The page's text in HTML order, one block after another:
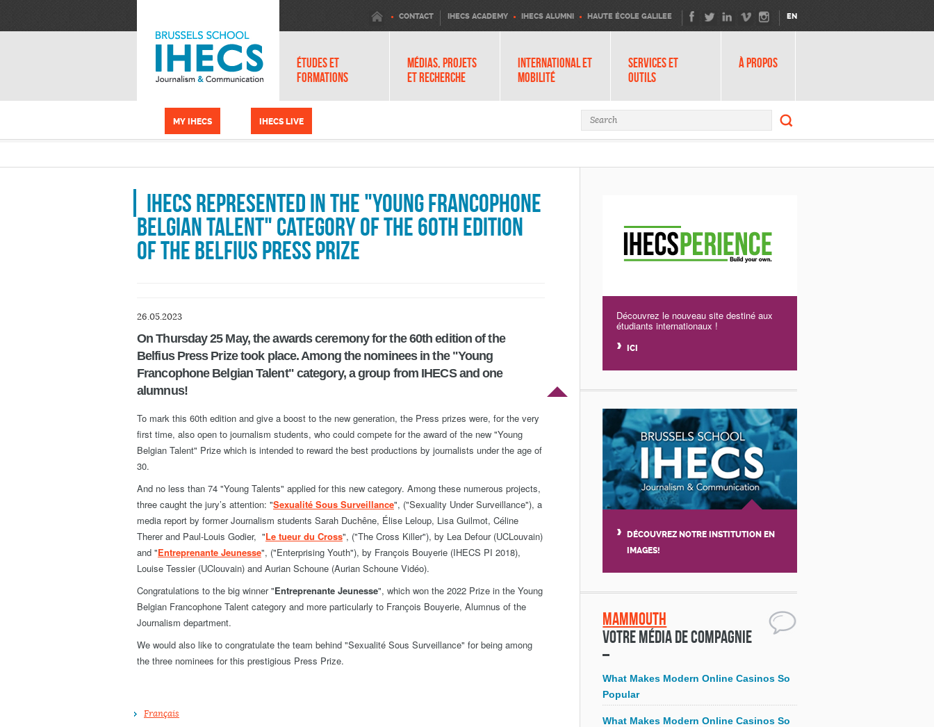
CONTACT IHECS ACADEMY IHECS ALUMNI HAUTE ÉCOLE GALILEE EN
ÉTUDES ET
FORMATIONS
MÉDIAS, PROJETS
ET RECHERCHE
INTERNATIONAL ET
MOBILITÉ
SERVICES ET
OUTILS
À PROPOS
MY IHECS IHECS LIVE Search form Search
IHECS represented in the "Young Francophone
Belgian Talent" category of the 60th edition
of the Belfius Press Prize
26.05.2023
On Thursday 25 May, the awards ceremony for the 60th edition of the
Belfius Press Prize took place. Among the nominees in the "Young
Francophone Belgian Talent" category, a group from IHECS and one
alumnus!
To mark this 60th edition and give a boost to the new generation, the Press prizes were, for the very
first time, also open to journalism students, who could compete for the award of the new "Young
Belgian Talent" Prize which is intended to reward the best productions by journalists under the age of
30.
And no less than 74 "Young Talents" applied for this new category. Among these numerous projects,
three caught the jury’s attention: "Sexualité Sous Surveillance", ("Sexuality Under Surveillance"), a
media report by former Journalism students Sarah Duchêne, Élise Leloup, Lisa Guilmot, Céline
Therer and Paul-Louis Godier, "Le tueur du Cross", ("The Cross Killer"), by Lea Defour (UCLouvain)
and "Entreprenante Jeunesse", ("Enterprising Youth"), by François Bouyerie (IHECS PI 2018),
Louise Tessier (UClouvain) and Aurian Schoune (Aurian Schoune Vidéo).
Congratulations to the big winner "Entreprenante Jeunesse", which won the 2022 Prize in the Young
Belgian Francophone Talent category and more particularly to François Bouyerie, Alumnus of the
Journalism department.
We would also like to congratulate the team behind "Sexualité Sous Surveillance" for being among
the three nominees for this prestigious Press Prize.
Français
Découvrez le nouveau site destiné aux
étudiants internationaux !
ICI
DÉCOUVREZ NOTRE INSTITUTION EN
IMAGES!
Mammouth
Votre média de compagnie
What Makes Modern Online Casinos So
Popular
What Makes Modern Online Casinos So